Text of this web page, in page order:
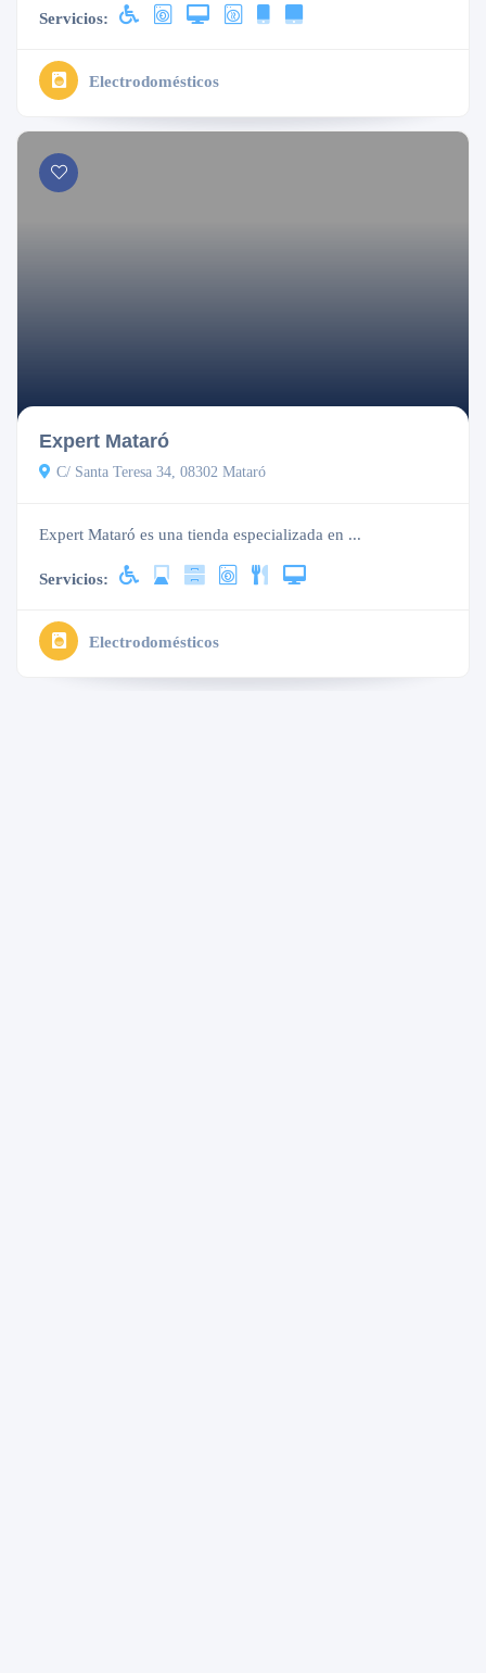
Servicios:
Electrodomésticos
Expert Mataró
C/ Santa Teresa 34, 08302 Mataró
Expert Mataró es una tienda especializada en ...
Servicios:
Electrodomésticos